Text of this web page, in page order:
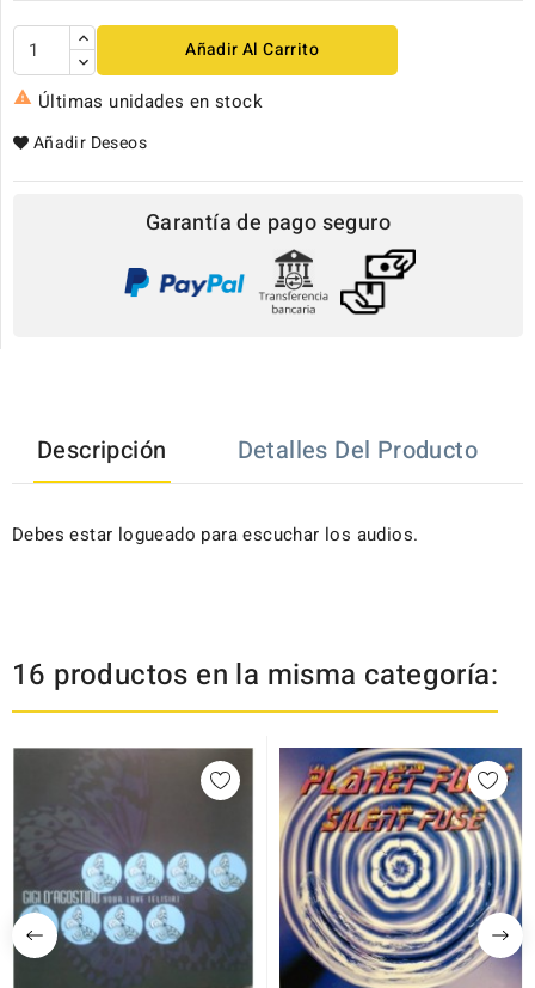
Añadir Al Carrito
 Últimas unidades en stock
Añadir Deseos
Garantía de pago seguro
Descripción Detalles Del Producto
Debes estar logueado para escuchar los audios.
16 productos en la misma categoría: